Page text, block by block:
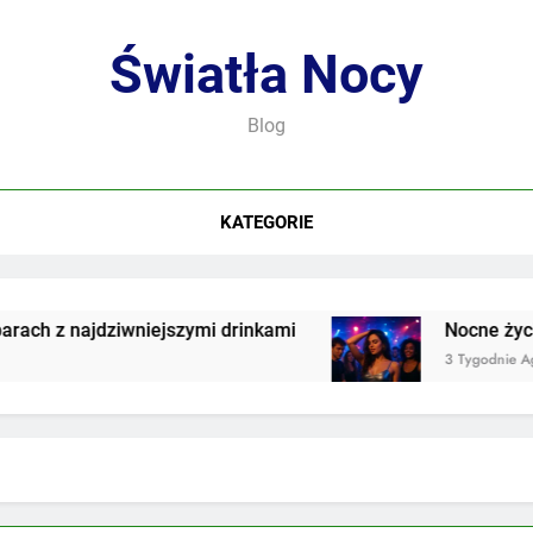
Światła Nocy
Blog
KATEGORIE
z najdziwniejszymi drinkami Nocne życie
3 Tygodnie Ago